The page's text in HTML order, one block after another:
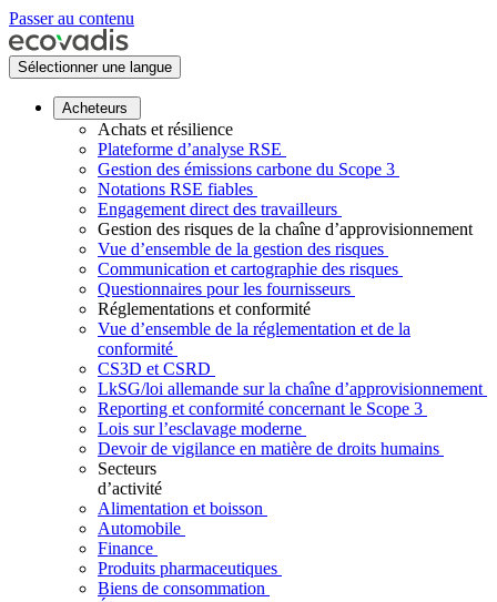
Passer au contenu
Sélectionner une langue
Acheteurs
Achats et résilience
Plateforme d’analyse RSE
Gestion des émissions carbone du Scope 3
Notations RSE fiables
Engagement direct des travailleurs
Gestion des risques de la chaîne d’approvisionnement
Vue d’ensemble de la gestion des risques
Communication et cartographie des risques
Questionnaires pour les fournisseurs
Réglementations et conformité
Vue d’ensemble de la réglementation et de la
conformité
CS3D et CSRD
LkSG/loi allemande sur la chaîne d’approvisionnement
Reporting et conformité concernant le Scope 3
Lois sur l’esclavage moderne
Devoir de vigilance en matière de droits humains
Secteurs
d’activité
Alimentation et boisson
Automobile
Finance
Produits pharmaceutiques
Biens de consommation